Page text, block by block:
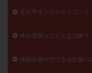
佐久平エンゼルクリニック
体外受精ってどんな治療？
保険診療内でできる妊娠へ